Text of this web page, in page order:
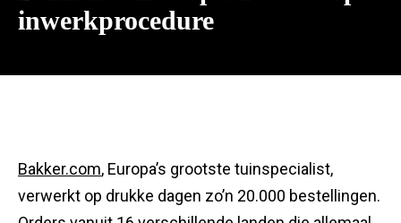
inwerkprocedure
Bakker.com, Europa’s grootste tuinspecialist,
verwerkt op drukke dagen zo’n 20.000 bestellingen.